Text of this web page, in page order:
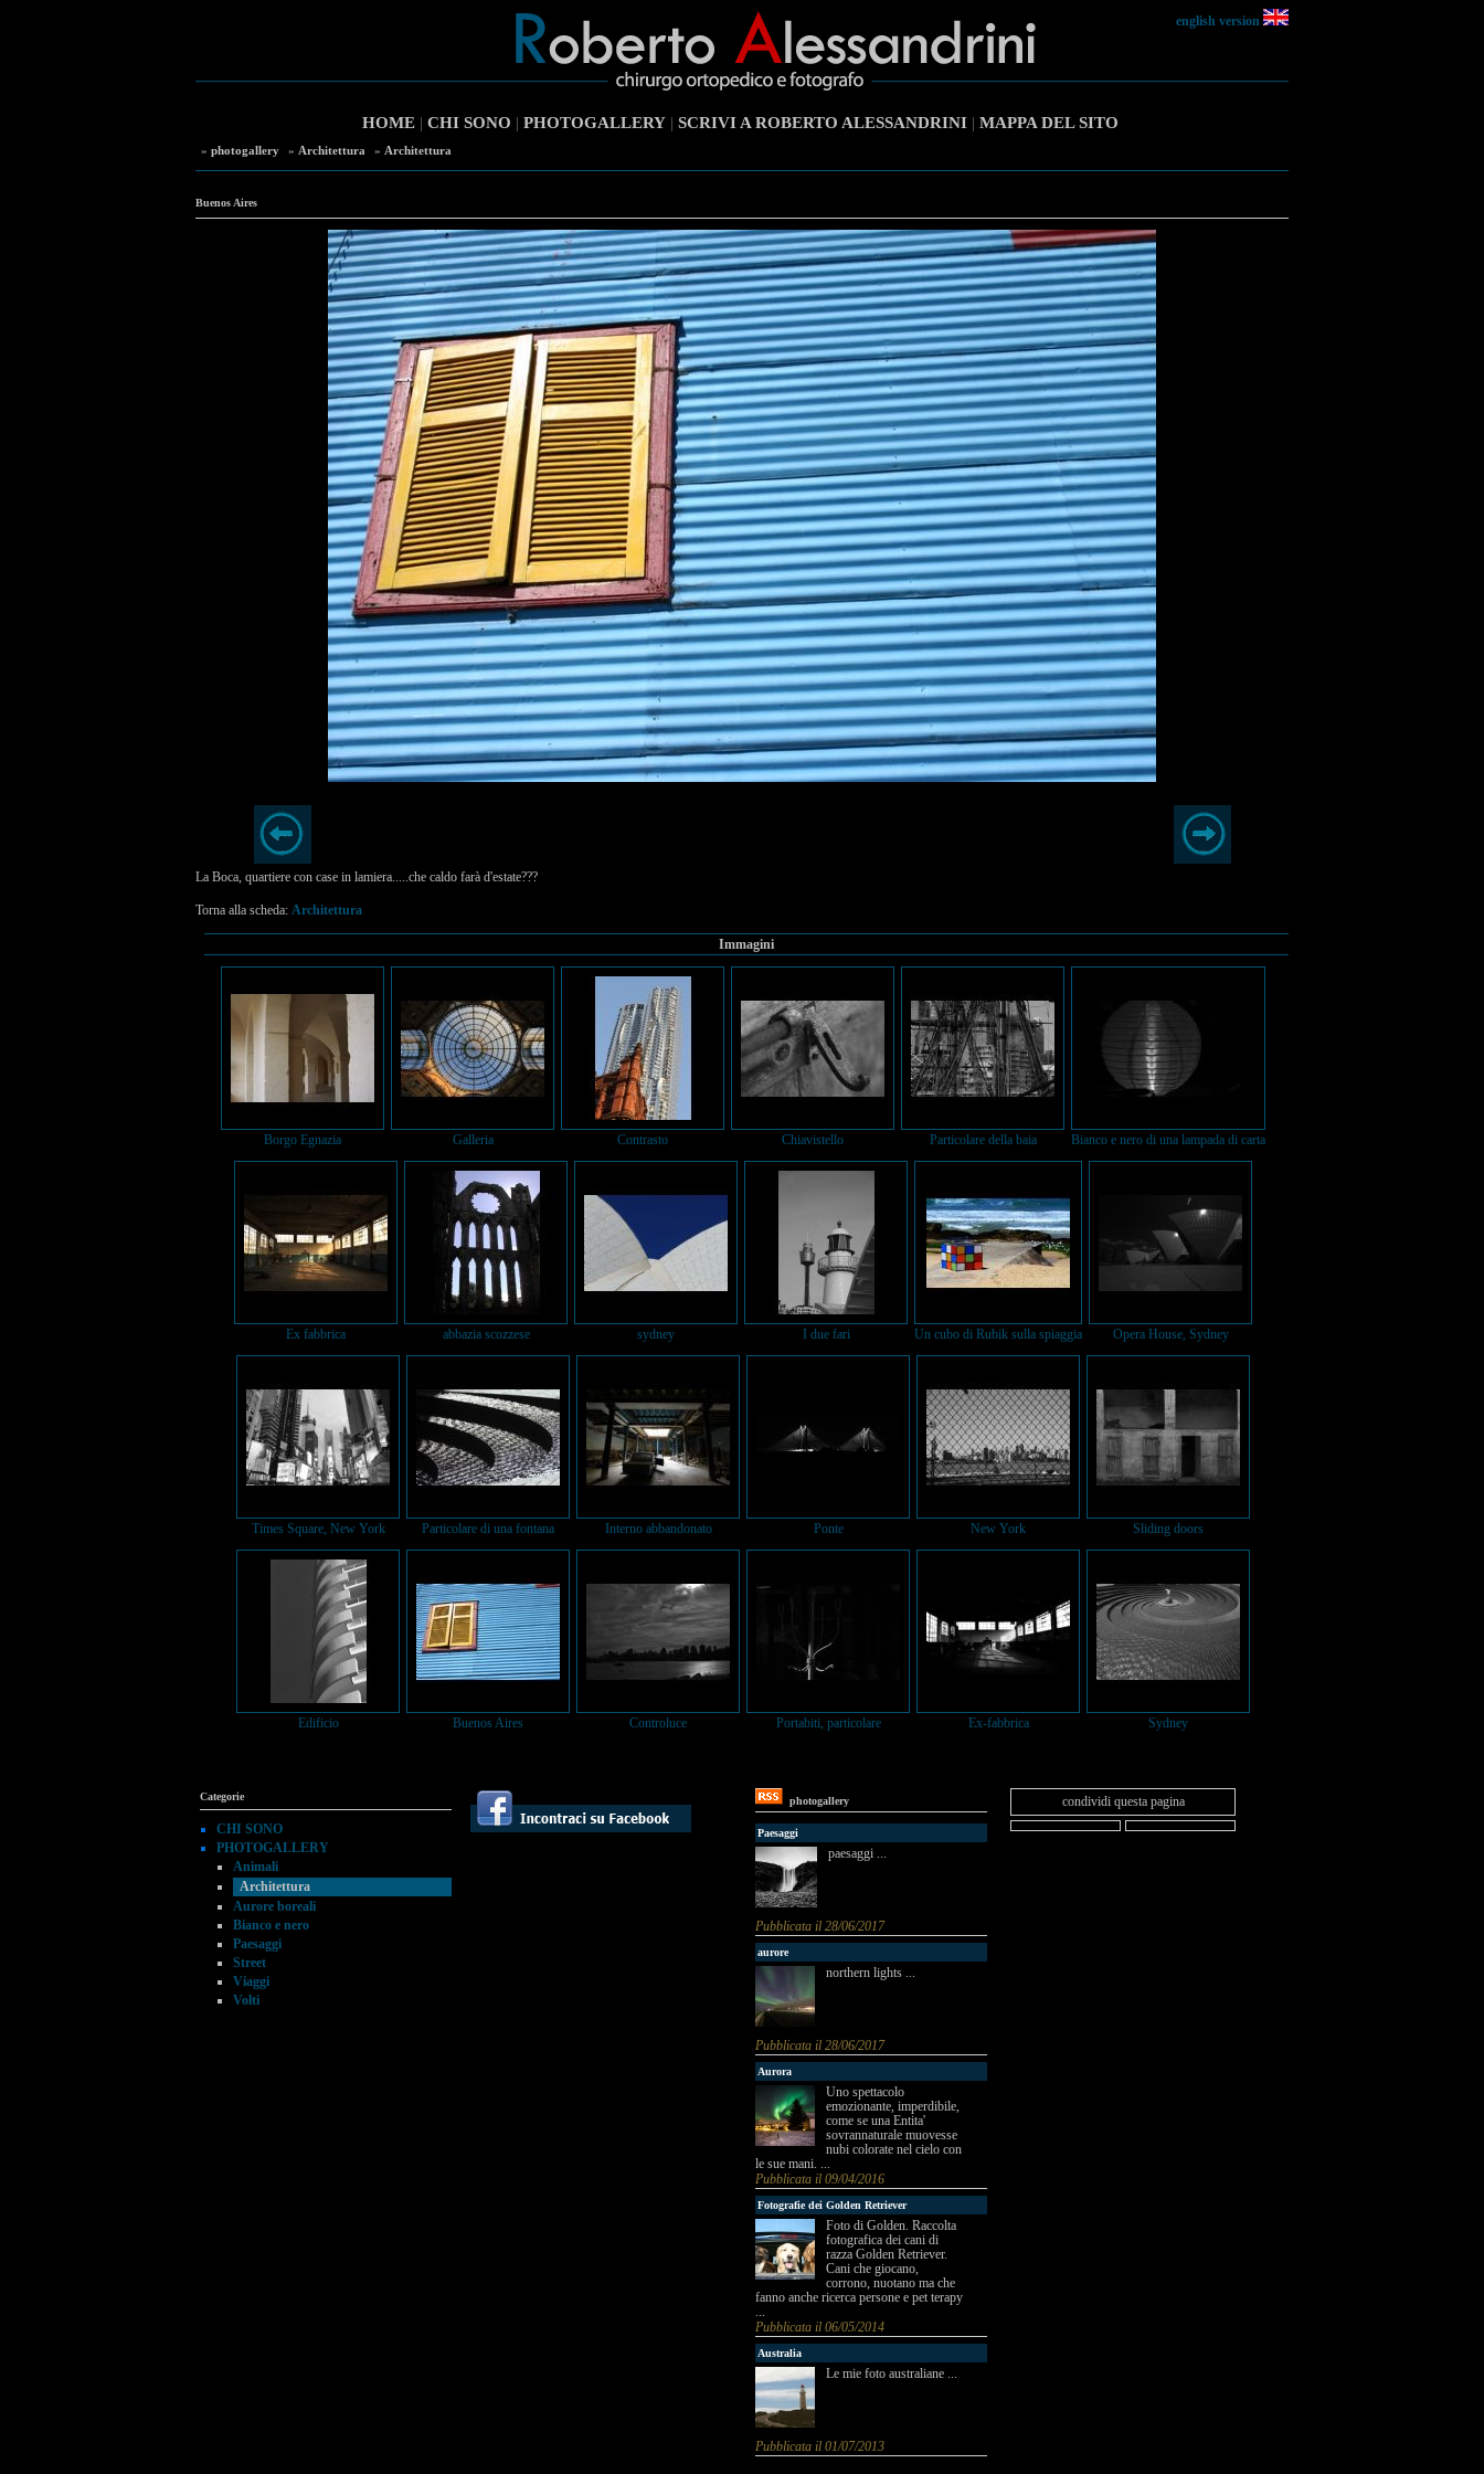
english version
HOME| CHI SONO | PHOTOGALLERY| SCRIVI A ROBERTO ALESSANDRINI| MAPPA DEL SITO
» photogallery » Architettura » Architettura
Buenos Aires
La Boca, quartiere con case in lamiera.....che caldo farà d'estate???
Torna alla scheda: Architettura
Immagini
Borgo Egnazia Galleria Contrasto Chiavistello Particolare della baia Bianco e nero di una lampada di carta
Ex fabbrica abbazia scozzese sydney I due fari Un cubo di Rubik sulla spiaggia Opera House, Sydney
Times Square, New York Particolare di una fontana Interno abbandonato Ponte New York Sliding doors
Edificio Buenos Aires Controluce Portabiti, particolare Ex-fabbrica Sydney
Categorie
CHI SONO
PHOTOGALLERY
Animali
Architettura
Aurore boreali
Bianco e nero
Paesaggi
Street
Viaggi
Volti
photogallery
Paesaggi
paesaggi ...
Pubblicata il 28/06/2017
aurore
northern lights ...
Pubblicata il 28/06/2017
Aurora
Uno spettacolo
emozionante, imperdibile,
come se una Entita'
sovrannaturale muovesse
nubi colorate nel cielo con
le sue mani. ...
Pubblicata il 09/04/2016
Fotografie dei Golden Retriever
Foto di Golden. Raccolta
fotografica dei cani di
razza Golden Retriever.
Cani che giocano,
corrono, nuotano ma che
fanno anche ricerca persone e pet terapy
...
Pubblicata il 06/05/2014
Australia
Le mie foto australiane ...
Pubblicata il 01/07/2013
condividi questa pagina